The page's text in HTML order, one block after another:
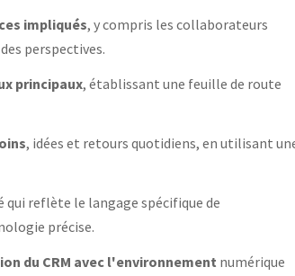
impliqués, y compris les collaborateurs
perspectives.
principaux, établissant une feuille de route
, idées et retours quotidiens, en utilisant
qui reflète le langage spécifique de
précise.
du CRM avec l'environnement numérique